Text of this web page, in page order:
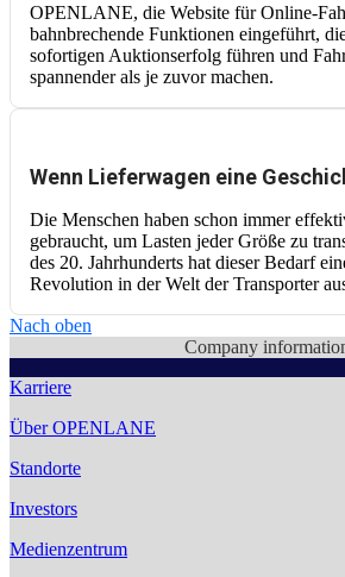
OPENLANE, die Website für Online-
bahnbrechende Funktionen eingeführt,
sofortigen Auktionserfolg führen und
spannender als je zuvor machen.
Wenn Lieferwagen eine
Die Menschen haben schon immer
gebraucht, um Lasten jeder Größe zu
des 20. Jahrhunderts hat dieser Bedarf
Revolution in der Welt der Transporter
Nach oben
Company
Karriere
Über OPENLANE
Standorte
Investors
Medienzentrum